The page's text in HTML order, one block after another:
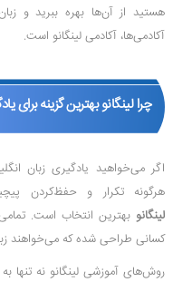
هستید از آن‌ها بهره ببرید و
آکادمی‌ها، آکادمی لینگانو است.
چرا لینگانو بهترین گزینه
اگر می‌خواهید یادگیری زبان
هرگونه تکرار و حفظ‌کردن
لینگانو بهترین انتخاب است.
کسانی طراحی شده که می‌خواهند
روش‌های آموزشی لینگانو نه تنها